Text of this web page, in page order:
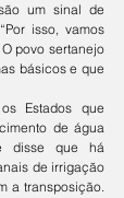
um sinal de
isso, vamos
povo sertanejo
básicos e que
de água
disse que há
de irrigação
a transposição.